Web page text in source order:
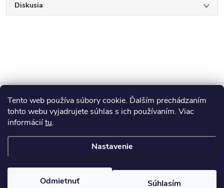
Tento web používa súbory cookie. Ďalším prechádzaním
tohto webu vyjadrujete súhlas s ich používaním. Viac
informáciítu.
Nastavenie
Odmietnuť Súhlasím
Diskusia
Z
á
p
ä
Blog
Informácie pre vás
. Všetky práva vyhradené.